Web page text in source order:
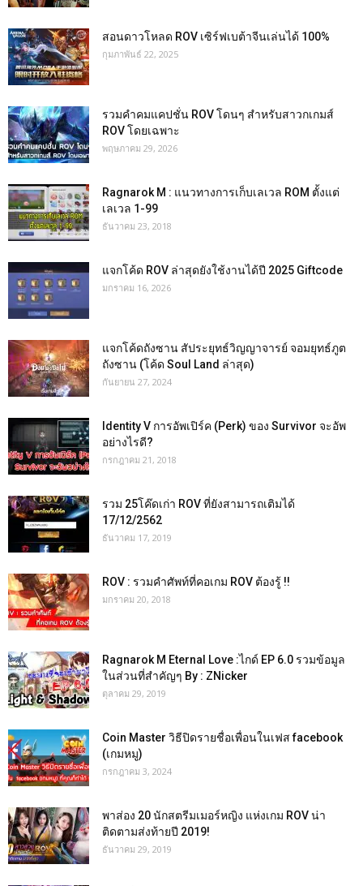
สอนดาวโหลด ROV เซิร์ฟเบต้าจีนเล่นได้ 100%
กุมภาพันธ์ 22, 2025
รวมคำคมแคปชั่น ROV โดนๆ สำหรับสาวกเกมส์
ROV โดยเฉพาะ
พฤษภาคม 29, 2026
Ragnarok M : แนวทางการเก็บเลเวล ROM ตั้งแต่
เลเวล 1-99
ธันวาคม 23, 2018
แจกโค้ด ROV ล่าสุดยังใช้งานได้ปี 2025 Giftcode
มกราคม 16, 2026
แจกโค้ดถังซาน สัประยุทธ์วิญญาจารย์ จอมยุทธ์ภูต
ถังซาน (โค้ด Soul Land ล่าสุด)
กันยายน 27, 2024
Identity V การอัพเปิร์ค (Perk) ของ Survivor จะอัพ
อย่างไรดี?
กรกฎาคม 21, 2018
รวม 25โค๊ดเก่า ROV ที่ยังสามารถเติมได้
17/12/2562
ธันวาคม 17, 2019
ROV : รวมคำศัพท์ที่คอเกม ROV ต้องรู้ !!
มกราคม 20, 2018
Ragnarok M Eternal Love :ไกด์ EP 6.0 รวมข้อมูล
ในส่วนที่สำคัญๆ By : ZNicker
ตุลาคม 29, 2019
Coin Master วิธีปิดรายชื่อเพื่อนในเฟส facebook
(เกมหมู)
กรกฎาคม 3, 2024
พาส่อง 20 นักสตรีมเมอร์หญิง แห่งเกม ROV น่า
ติดตามส่งท้ายปี 2019!
ธันวาคม 29, 2019